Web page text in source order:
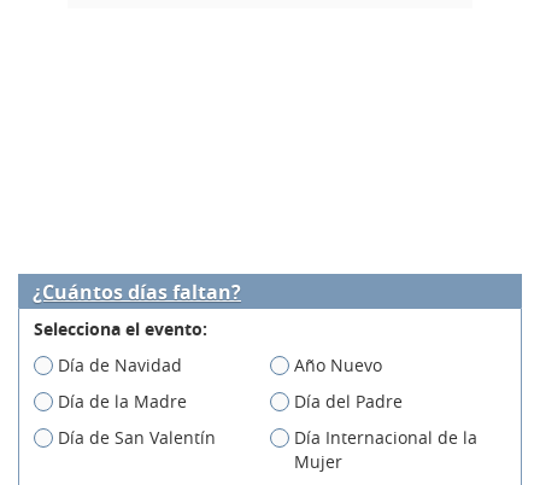
¿Cuántos días faltan?
Selecciona el evento:
Día de Navidad
Año Nuevo
Día de la Madre
Día del Padre
Día de San Valentín
Día Internacional de la
Mujer